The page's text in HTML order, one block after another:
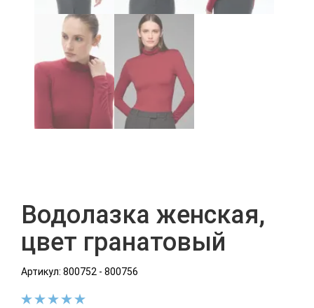
Водолазка женская,
цвет гранатовый
Артикул: 800752 - 800756